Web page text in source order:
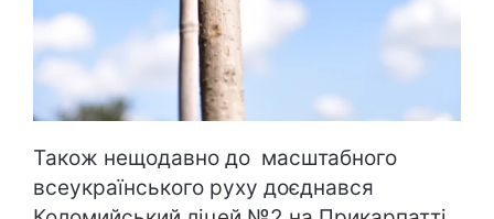
Також нещодавно до масштабного
всеукраїнського руху доєднався